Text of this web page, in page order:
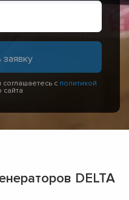
с политикой
сайта
DELTA